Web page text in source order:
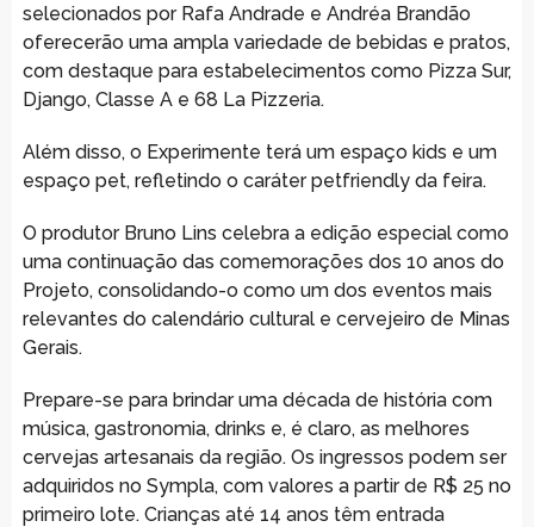
selecionados por Rafa Andrade e Andréa Brandão
oferecerão uma ampla variedade de bebidas e pratos,
com destaque para estabelecimentos como Pizza Sur,
Django, Classe A e 68 La Pizzeria.
Além disso, o Experimente terá um espaço kids e um
espaço pet, refletindo o caráter petfriendly da feira.
O produtor Bruno Lins celebra a edição especial como
uma continuação das comemorações dos 10 anos do
Projeto, consolidando-o como um dos eventos mais
relevantes do calendário cultural e cervejeiro de Minas
Gerais.
Prepare-se para brindar uma década de história com
música, gastronomia, drinks e, é claro, as melhores
cervejas artesanais da região. Os ingressos podem ser
adquiridos no Sympla, com valores a partir de R$ 25 no
primeiro lote. Crianças até 14 anos têm entrada